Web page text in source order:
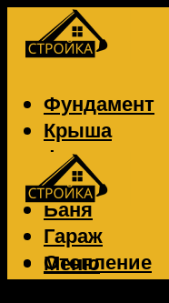
Фундамент
Крыша
Фасад
Забор
Баня
Гараж
Отопление
Вентиляция
Меню